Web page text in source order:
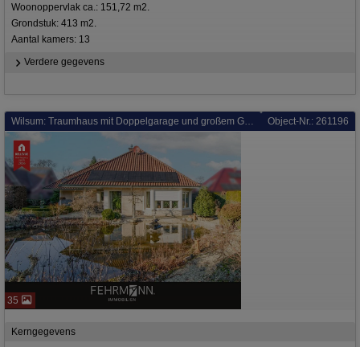
Woonoppervlak ca.: 151,72 m2.
Grondstuk: 413 m2.
Aantal kamers: 13
Verdere gegevens
Wilsum: Traumhaus mit Doppelgarage und großem Garten in Wilsum zum Kauf Object-Nr.: 261196
35
Kerngegevens